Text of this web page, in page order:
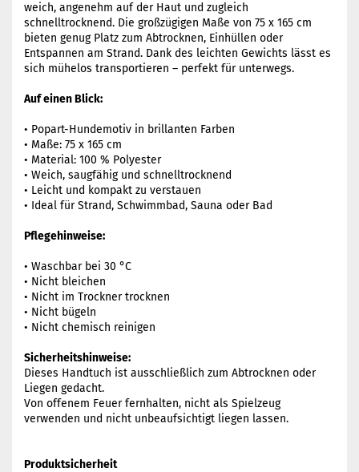
weich, angenehm auf der Haut und zugleich
schnelltrocknend. Die großzügigen Maße von 75 x 165 cm
bieten genug Platz zum Abtrocknen, Einhüllen oder
Entspannen am Strand. Dank des leichten Gewichts lässt es
sich mühelos transportieren – perfekt für unterwegs.
Auf einen Blick:
• Popart-Hundemotiv in brillanten Farben
• Maße: 75 x 165 cm
• Material: 100 % Polyester
• Weich, saugfähig und schnelltrocknend
• Leicht und kompakt zu verstauen
• Ideal für Strand, Schwimmbad, Sauna oder Bad
Pflegehinweise:
• Waschbar bei 30 °C
• Nicht bleichen
• Nicht im Trockner trocknen
• Nicht bügeln
• Nicht chemisch reinigen
Sicherheitshinweise:
Dieses Handtuch ist ausschließlich zum Abtrocknen oder
Liegen gedacht.
Von offenem Feuer fernhalten, nicht als Spielzeug
verwenden und nicht unbeaufsichtigt liegen lassen.
Produktsicherheit